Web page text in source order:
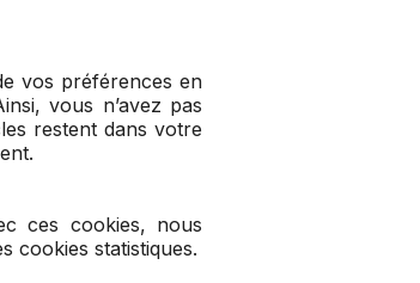
vos préférences en
vous n’avez pas
restent dans votre
ces cookies, nous
cookies statistiques.